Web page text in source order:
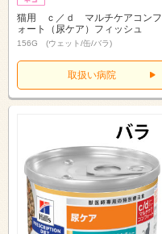
猫用 ｃ／ｄ マルチケアコンフ
ォート（尿ケア）フィッシュ
156G (ウェット/缶/バラ)
取扱い病院